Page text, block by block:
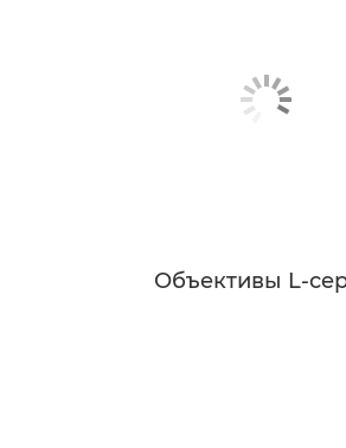
Объективы L-